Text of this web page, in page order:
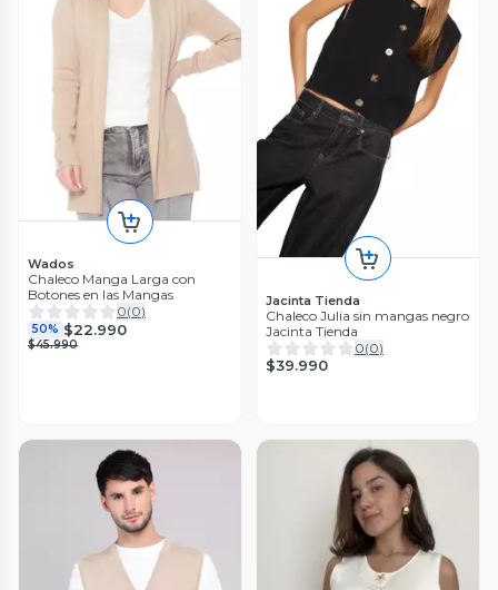
Wados
Chaleco Manga Larga con
Botones en las Mangas
0(0)
50% $22.990
$45.990
Jacinta Tienda
Chaleco Julia sin mangas negro
Jacinta Tienda
0(0)
$39.990